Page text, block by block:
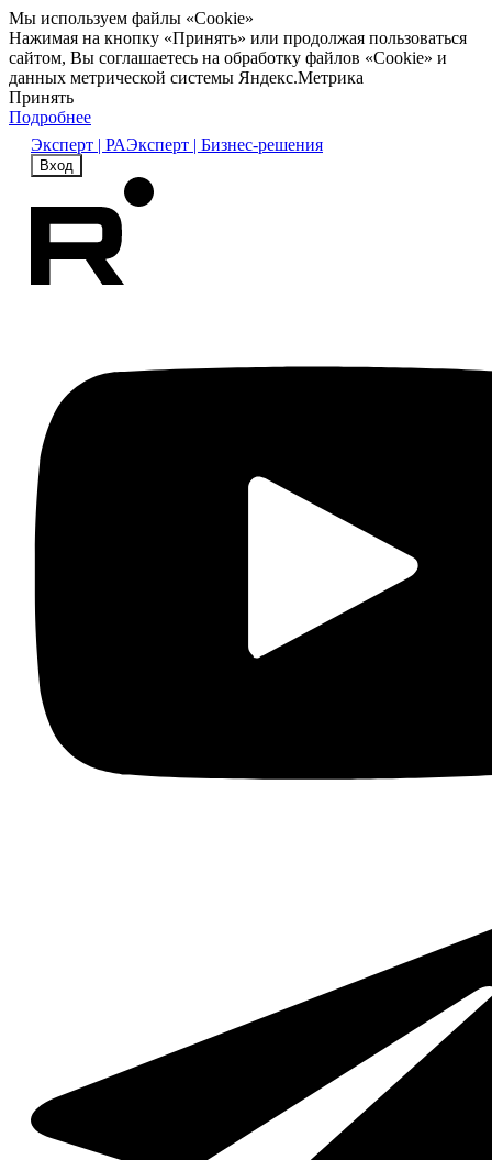
Мы используем файлы «Cookie»
Нажимая на кнопку «Принять» или продолжая пользоваться
сайтом, Вы соглашаетесь на обработку файлов «Cookie» и
данных метрической системы Яндекс.Метрика
Принять
Подробнее
Эксперт | РАЭксперт | Бизнес-решения
Вход